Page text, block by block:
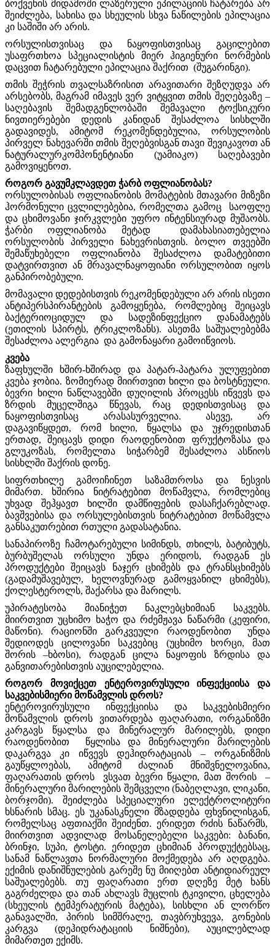
ბოქვენის მიდამოში ლაზერული ეპილაციის ჩატარება არ
შეიძლება, სახისა და სხეულის სხვა ნაწილების ეპილაცია
კი საშიში არ არის.
ორსულისთვისაც და ნაყოფისთვისაც გაცილებით
უსაფრთხოა სპეციალისტის მიერ ჰიგიენური ნორმების
დაცვით ჩატარებული ეპილაცია შაქრით (შუგარინგი).
თმის შეჭრის თვალსაზრისით არავითარი შეზღუდვა არ
არსებობს, მაგრამ იმავეს ვერ ვიტყვით თმის შეღებვაზე –
საღებავის შემადგენლობაში შემავალი ტოქსიკური
ნივთიერებები დედის კანიდან შესაძლოა სისხლში
გადავიდეს, ამიტომ რეკომენდებულია, ორსულობის
პირველ ნახევარში თმის შეღებვისგან თავი შევიკავოთ ან
ნატურალურკომპონენტიანი (უამიაკო) საღებავები
გამოვიყენოთ.
როგორ გავუმკლავდეთ ჭარბ ოფლიანობას?
ორსულობისას ოფლიანობის მომატების მთავარი მიზეზი
ჰორმონული ცვლილებებია, რომელთა გამოც საოფლე
და ცხიმოვანი ჯირკვლები უფრო ინტენსიურად მუშაობს.
ჭარბი ოფლიანობა მეტად დამახასიათებელია
ორსულობის პირველი ნახევრისთვის. ბოლო თვეებში
შემაწუხებელი ოფლიანობა შესაძლოა დამატებითი
დატვირთვით ან მრავალნაყოფიანი ორსულობით იყოს
განპირობებული.
მომავალი დედებისთვის რეკომენდებული არ არის ისეთი
ანტიპერსპირანტების გამოყენება, რომლებიც შეიცავს
ბაქტერიოციდულ და სადეზინფექციო დანამატებს
(ეთილის სპირტს, ტრიკლოზანს). ასეთმა საშუალებებმა
შესაძლოა ალერგია და გამონაყარი გამოიწვიოს.
კვება
ზაფხულში ხშირ-ხშირად და პატარ-პატარა ულუფებით
კვება ჯობია. ზომიერად მიირთვით ხილი და ბოსტნეული.
ბევრი ხილი ნაწლავებში დუღილის პროცესს იწვევს და
ზრდის მუცელშიგა წნევას, რაც დედისთვისაც და
ნაყოფისთვისაც არასასურველია. ასევე, არ
დაგავიწყდეთ, რომ ხილი, წყალსა და უჯრედისთან
ერთად, შეიცავს დიდი რაოდენობით ფრუქტოზასა და
გლუკოზას, რომელთა სიჭარბემ შესაძლოა ასწიოს
სისხლში შაქრის დონე.
სიფრთხილე გამოიჩინეთ საზამთროსა და ნესვის
მიმართ. ხშირია ნიტრატებით მოწამვლა, რომლებიც
უხვად შეჰყავთ ხილში დამწიფების დასაჩქარებლად.
ბავშვებისა და ორსულებისთვის ნიტრატებით მოწამვლა
განსაკუთრებით რთული გადასატანია.
სანაპიროზე ჩამოტარებული სიმინდს, თხილს, ბატიბუტს,
ბურბუშელას ორსული უნდა ერიდოს, რადგან ეს
პროდუქტები შეიცავს ნაჯერ ცხიმებს და ტრანსცხიმებს
(გადამუშავებულ, ხელოვნურად გამოყვანილ ცხიმებს),
ქოლესტეროლს, შაქარსა და მარილს.
უპირატესობა მიანიჭეთ ნაკლებცხიმიან საკვებს.
მიირთვით უცხიმო ხაჭო და რძემჟავა ნაწარმი (კეფირი,
მაწონი). რაციონში გარკვეული რაოდენობით უნდა
შედიოდეს ცილოვანი საკვებიც (უცხიმო ხორცი, მათ
შორის –ხბოსი), რადგან ცილა ნაყოფის ზრდისა და
განვითარებისთვის აუცილებელია.
როგორ მოვიქცეთ ენტეროვირუსული ინფექციისა და
საკვებისმიერი მოწამვლის დროს?
ენტეროვირუსული ინფექციისა და საკვებისმიერი
მოწამვლის დროს ვითარდება ფაღარათი, ორგანიზმი
კარგავს წყალსა და მინერალურ მარილებს, დიდი
რაოდენობით წყლისა და მინერალური მარილების
დაკარგვა კი იწვევს დეჰიდრატაციას – ორგანიზმის
გაუწყლოებას, ამიტომ ძალიან მნიშვნელოვანია,
ფაღარათის დროს ვსვათ ბევრი წყალი, მათ შორის –
მინერალური მარილების შემცველი (ნაბეღლავი, ლიკანი,
ბორჯომი). შეიძლება სპეციალური ელექტროლიტური
ხსნარის სმაც. ეს უკანასკნელი მზადდება ფხვნილისგან,
რომელსაც აფთიაქში შეიძენთ. ერიდეთ რძის ნაწარმს,
მიირთვით ადვილად მოსანელებელი საკვები: ბანანი,
ბრინჯი, სუპი, ტოსტი. ერიდეთ ცხიმიან პროდუქტებსაც,
სანამ ნაწლავთა ნორმალური მოქმედება არ აღდგება.
ექიმის დანიშნულების გარეშე ნუ მიიღებთ ანტიდიარეულ
საშუალებებს. თუ ფაღარათი ერთ დღეზე მეტ ხანს
გაგრძელდა და თან ახლავს მუცლის ტკივილი, ცხელება
(სხეულის ტემპერატურის მატება), სისხლი ან ლორწო
განავალში, პირის სიმშრალე, თავბრუხვევა, გონების
კარგვა (დეჰიდრატაციის ნიშნები), აუცილებლად
მიმართეთ ექიმს.